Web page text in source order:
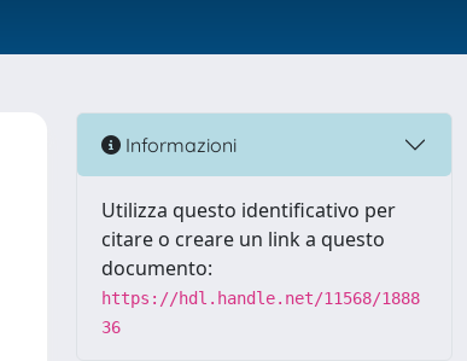
Informazioni
Utilizza questo identificativo per
citare o creare un link a questo
documento:
https://hdl.handle.net/11568/1888
36